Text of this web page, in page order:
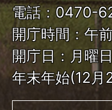
電話：0470-
開庁時間：午
開庁日：月曜
年末年始(12